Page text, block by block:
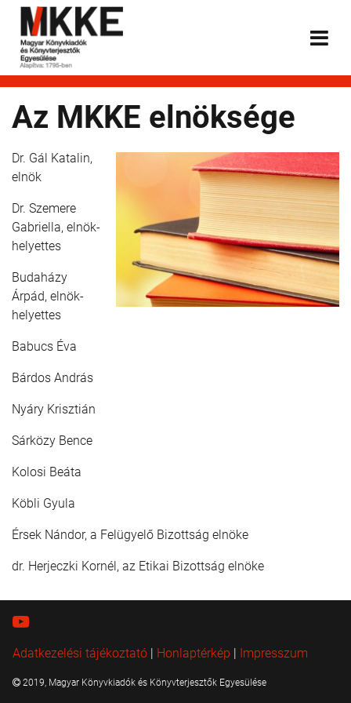
Az MKKE elnöksége
Dr. Gál Katalin,
elnök
Dr. Szemere
Gabriella, elnök-
helyettes
Budaházy
Árpád, elnök-
helyettes
Babucs Éva
Bárdos András
Nyáry Krisztián
Sárközy Bence
Kolosi Beáta
Köbli Gyula
Érsek Nándor, a Felügyelő Bizottság elnöke
dr. Herjeczki Kornél, az Etikai Bizottság elnöke
Adatkezelési tájékoztató | Honlaptérkép | Impresszum
2019, Magyar Könyvkiadók és Könyvterjesztők Egyesülése